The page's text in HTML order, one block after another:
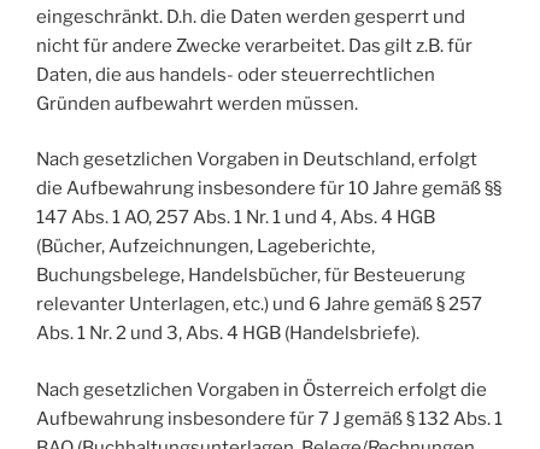
eingeschränkt. D.h. die Daten werden gesperrt und
nicht für andere Zwecke verarbeitet. Das gilt z.B. für
Daten, die aus handels- oder steuerrechtlichen
Gründen aufbewahrt werden müssen.
Nach gesetzlichen Vorgaben in Deutschland, erfolgt
die Aufbewahrung insbesondere für 10 Jahre gemäß §§
147 Abs. 1 AO, 257 Abs. 1 Nr. 1 und 4, Abs. 4 HGB
(Bücher, Aufzeichnungen, Lageberichte,
Buchungsbelege, Handelsbücher, für Besteuerung
relevanter Unterlagen, etc.) und 6 Jahre gemäß § 257
Abs. 1 Nr. 2 und 3, Abs. 4 HGB (Handelsbriefe).
Nach gesetzlichen Vorgaben in Österreich erfolgt die
Aufbewahrung insbesondere für 7 J gemäß § 132 Abs. 1